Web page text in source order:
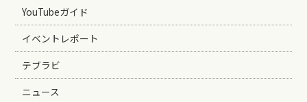
YouTubeガイド
イベントレポート
テブラビ
ニュース